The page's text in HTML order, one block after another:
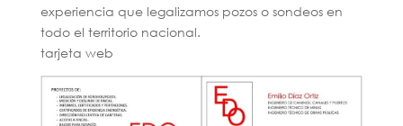
experiencia que legalizamos pozos o sondeos en
todo el territorio nacional.
tarjeta web